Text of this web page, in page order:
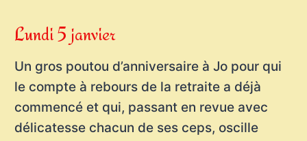
Lundi 5 janvier
Un gros poutou d’anniversaire à Jo pour qui
le compte à rebours de la retraite a déjà
commencé et qui, passant en revue avec
délicatesse chacun de ses ceps, oscille